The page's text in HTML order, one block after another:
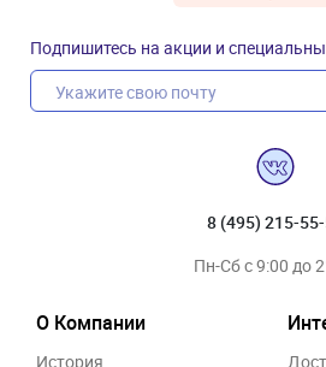
Подпишитесь на акции и
8 (495) 215-
Пн-Сб с 9:00 до
О Компании
История